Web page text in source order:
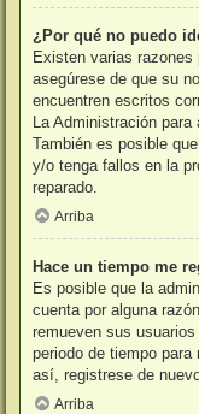
¿Por qué no puedo
Existen varias razones
asegúrese de que su
encuentren escritos
La Administración
También es posible
y/o tenga fallos en la
reparado.
Arriba
Hace un tiempo me
Es posible que la
cuenta por alguna
remueven sus
periodo de tiempo
así, registrese de
Arriba